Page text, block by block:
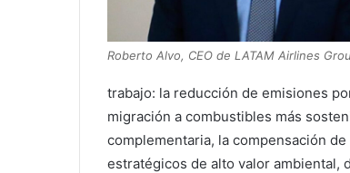
Roberto Alvo, CEO de LATAM Airlines
trabajo: la reducción de emisiones
migración a combustibles más
complementaria, la compensación
estratégicos de alto valor ambiental,